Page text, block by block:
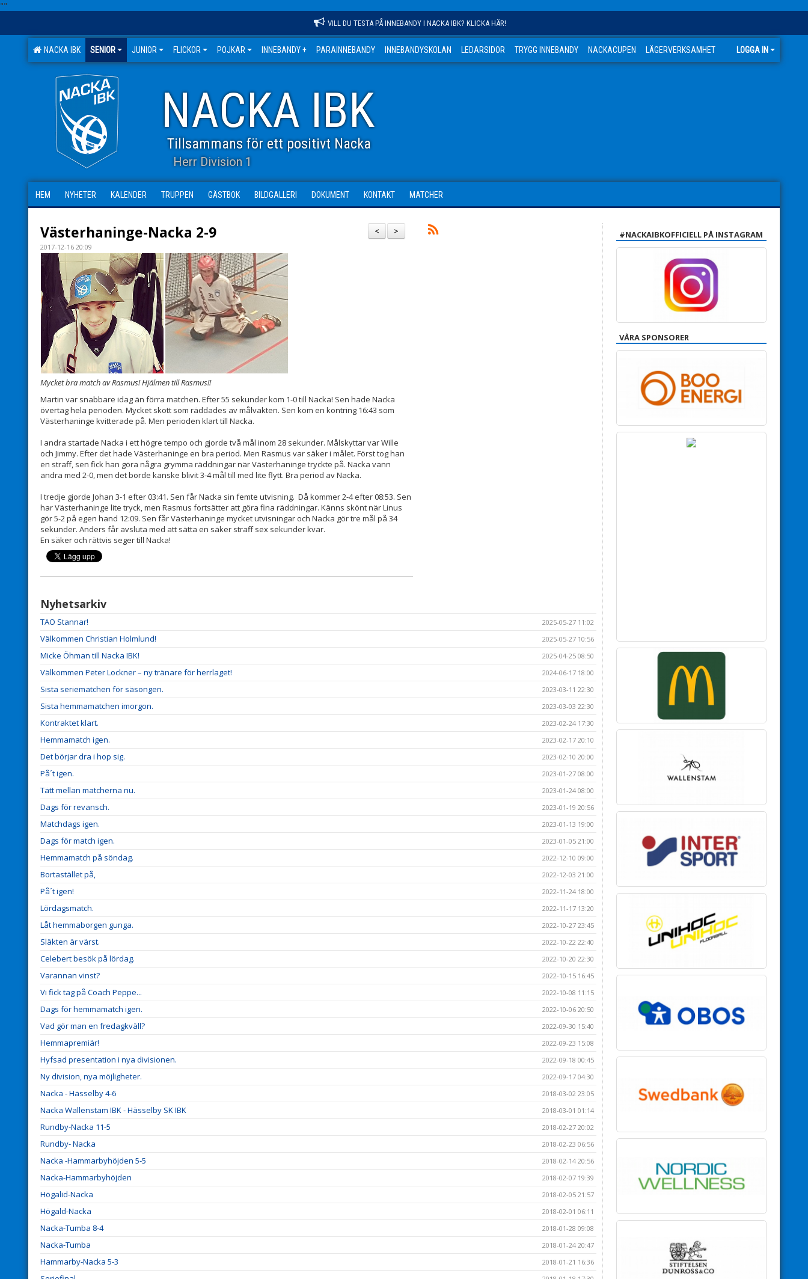
""
VILL DU TESTA PÅ INNEBANDY I NACKA IBK? KLICKA HÄR!
NACKA IBK SENIOR JUNIOR FLICKOR POJKAR INNEBANDY + PARAINNEBANDY INNEBANDYSKOLAN LEDARSIDOR TRYGG INNEBANDY NACKACUPEN LÄGERVERKSAMHET LOGGA IN
NACKA IBK
Tillsammans för ett positivt Nacka
Herr Division 1
HEM NYHETER KALENDER TRUPPEN GÄSTBOK BILDGALLERI DOKUMENT KONTAKT MATCHER
>
<
Västerhaninge-Nacka 2-9
2017-12-16 20:09
Mycket bra match av Rasmus! Hjälmen till Rasmus!!
Martin var snabbare idag än förra matchen. Efter 55 sekunder kom 1-0 till Nacka! Sen hade Nacka
övertag hela perioden. Mycket skott som räddades av målvakten. Sen kom en kontring 16:43 som
Västerhaninge kvitterade på. Men perioden klart till Nacka.
I andra startade Nacka i ett högre tempo och gjorde två mål inom 28 sekunder. Målskyttar var Wille
och Jimmy. Efter det hade Västerhaninge en bra period. Men Rasmus var säker i målet. Först tog han
en straff, sen fick han göra några grymma räddningar när Västerhaninge tryckte på. Nacka vann
andra med 2-0, men det borde kanske blivit 3-4 mål till med lite flytt. Bra period av Nacka.
I tredje gjorde Johan 3-1 efter 03:41. Sen får Nacka sin femte utvisning. Då kommer 2-4 efter 08:53. Sen
har Västerhaninge lite tryck, men Rasmus fortsätter att göra fina räddningar. Känns skönt när Linus
gör 5-2 på egen hand 12:09. Sen får Västerhaninge mycket utvisningar och Nacka gör tre mål på 34
sekunder. Anders får avsluta med att sätta en säker straff sex sekunder kvar.
En säker och rättvis seger till Nacka!
Nyhetsarkiv
TAO Stannar! 2025-05-27 11:02
Välkommen Christian Holmlund! 2025-05-27 10:56
Micke Öhman till Nacka IBK! 2025-04-25 08:50
Välkommen Peter Lockner – ny tränare för herrlaget! 2024-06-17 18:00
Sista seriematchen för säsongen. 2023-03-11 22:30
Sista hemmamatchen imorgon. 2023-03-03 22:30
Kontraktet klart. 2023-02-24 17:30
Hemmamatch igen. 2023-02-17 20:10
Det börjar dra i hop sig. 2023-02-10 20:00
På´t igen. 2023-01-27 08:00
Tätt mellan matcherna nu. 2023-01-24 08:00
Dags för revansch. 2023-01-19 20:56
Matchdags igen. 2023-01-13 19:00
Dags för match igen. 2023-01-05 21:00
Hemmamatch på söndag. 2022-12-10 09:00
Bortastället på, 2022-12-03 21:00
På´t igen! 2022-11-24 18:00
Lördagsmatch. 2022-11-17 13:20
Låt hemmaborgen gunga. 2022-10-27 23:45
Släkten är värst. 2022-10-22 22:40
Celebert besök på lördag. 2022-10-20 22:30
Varannan vinst? 2022-10-15 16:45
Vi fick tag på Coach Peppe... 2022-10-08 11:15
Dags för hemmamatch igen. 2022-10-06 20:50
Vad gör man en fredagkväll? 2022-09-30 15:40
Hemmapremiär! 2022-09-23 15:08
Hyfsad presentation i nya divisionen. 2022-09-18 00:45
Ny division, nya möjligheter. 2022-09-17 04:30
Nacka - Hässelby 4-6 2018-03-02 23:05
Nacka Wallenstam IBK - Hässelby SK IBK 2018-03-01 01:14
Rundby-Nacka 11-5 2018-02-27 20:02
Rundby- Nacka 2018-02-23 06:56
Nacka -Hammarbyhöjden 5-5 2018-02-14 20:56
Nacka-Hammarbyhöjden 2018-02-07 19:39
Högalid-Nacka 2018-02-05 21:57
Högald-Nacka 2018-02-01 06:11
Nacka-Tumba 8-4 2018-01-28 09:08
Nacka-Tumba 2018-01-24 20:47
Hammarby-Nacka 5-3 2018-01-21 16:36
#NACKAIBKOFFICIELL PÅ INSTAGRAM
VÅRA SPONSORER